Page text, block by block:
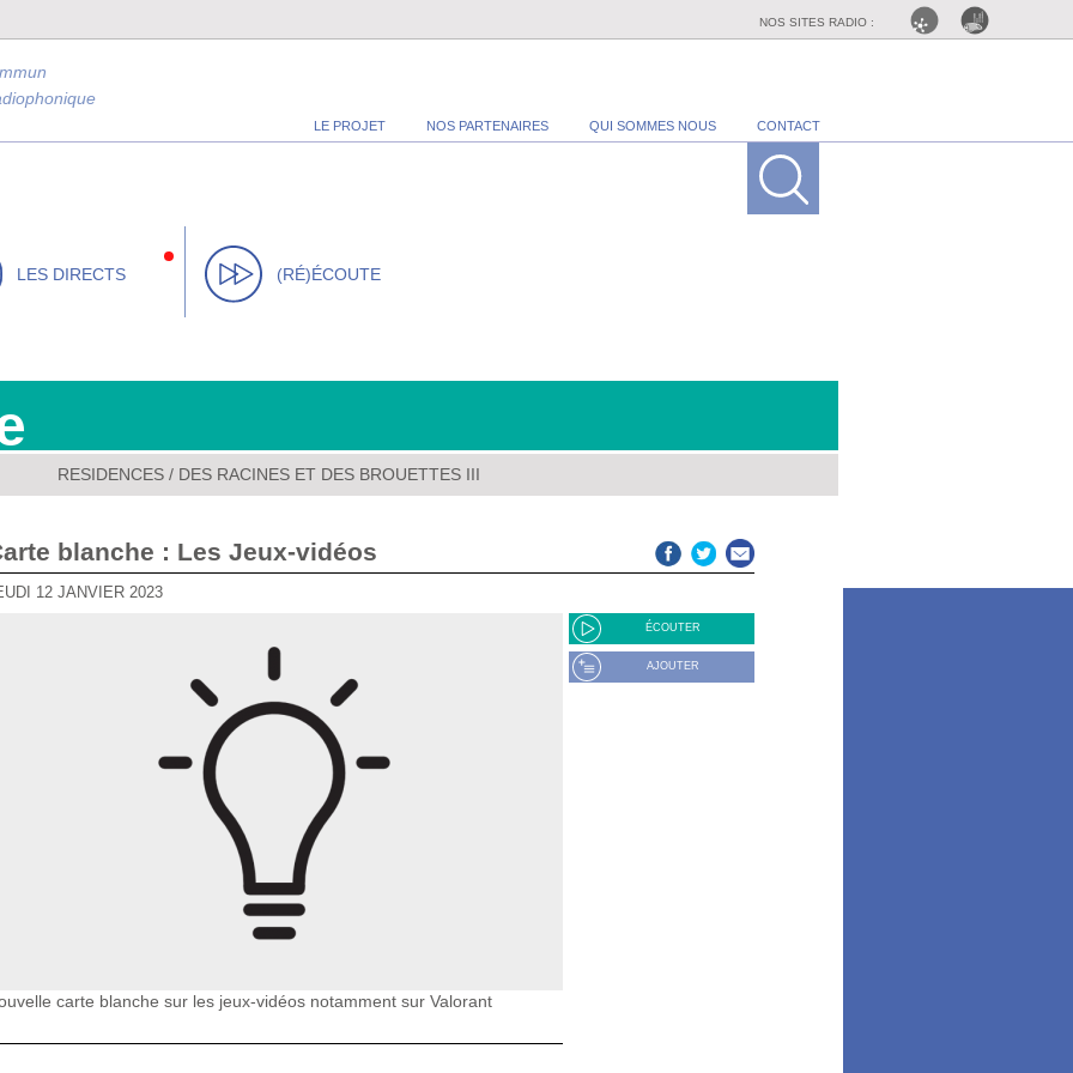
NOS SITES RADIO :
LE PROJET NOS PARTENAIRES QUI SOMMES NOUS CONTACT
LES DIRECTS (RÉ)ÉCOUTE
RESIDENCES/ DES RACINES ET DES BROUETTES III
Carte blanche : Les Jeux-vidéos
12 JANVIER 2023
ÉCOUTER
AJOUTER
carte blanche sur les jeux-vidéos notamment sur Valorant